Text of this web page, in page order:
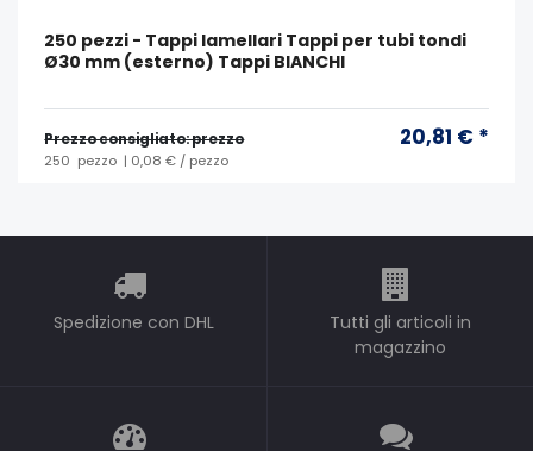
250 pezzi - Tappi lamellari Tappi per tubi tondi
Ø30 mm (esterno) Tappi BIANCHI
Prezzo consigliato: prezzo 20,81 € *
250 pezzo | 0,08 € / pezzo
Spedizione con DHL
Tutti gli articoli in
magazzino